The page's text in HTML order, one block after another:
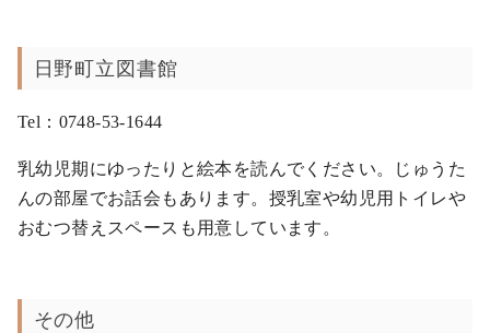
日野町立図書館
Tel：0748-53-1644
乳幼児期にゆったりと絵本を読んでください。じゅうた
んの部屋でお話会もあります。授乳室や幼児用トイレや
おむつ替えスペースも用意しています。
その他